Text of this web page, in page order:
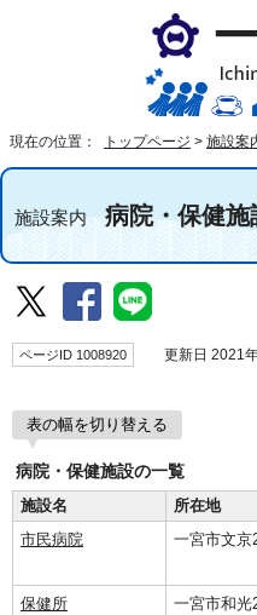
現在の位置： トップページ > 施設案
施設案内病院・保健施
ページID 1008920 更新日 2021年
表の幅を切り替える
病院・保健施設の一覧
施設名
所在地
市民病院
一宮市文京
保健所
一宮市和光